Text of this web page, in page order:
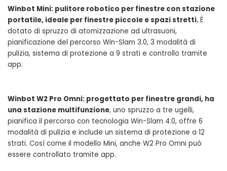
Winbot Mini: pulitore robotico per finestre con stazione
portatile, ideale per finestre piccole e spazi stretti.É
dotato di spruzzo di atomizzazione ad ultrasuoni,
pianificazione del percorso Win-Slam 3.0, 3 modalità di
pulizia, sistema di protezione a 9 strati e controllo tramite
app.
Winbot W2 Pro Omni: progettato per finestre grandi, ha
una stazione multifunzione, uno spruzzo a tre ugelli,
pianifica il percorso con tecnologia Win-Slam 4.0, offre 6
modalità di pulizia e include un sistema di protezione a 12
strati. Così come il modello Mini, anche W2 Pro Omni può
essere controllato tramite app.